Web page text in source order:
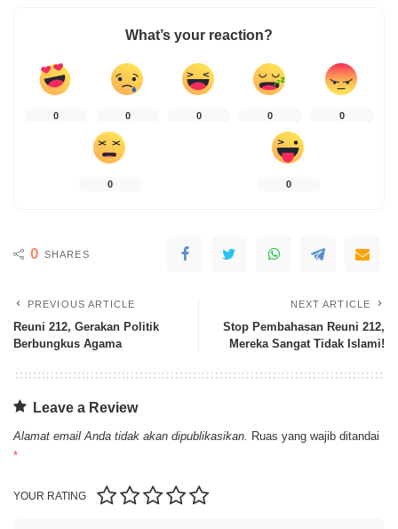
What’s your reaction?
0 0 0 0 0
0 0
0 SHARES
PREVIOUS ARTICLE
Reuni 212, Gerakan Politik
Berbungkus Agama
NEXT ARTICLE
Stop Pembahasan Reuni 212,
Mereka Sangat Tidak Islami!
Leave a Review
Alamat email Anda tidak akan dipublikasikan. Ruas yang wajib ditandai
*
YOUR RATING